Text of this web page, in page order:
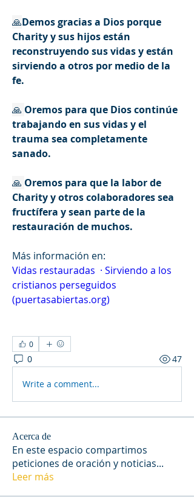
🙏Demos gracias a Dios porque
Charity y sus hijos están
reconstruyendo sus vidas y están
sirviendo a otros por medio de la
fe.
🙏 Oremos para que Dios continúe
trabajando en sus vidas y el
trauma sea completamente
sanado.
🙏 Oremos para que la labor de
Charity y otros colaboradores sea
fructífera y sean parte de la
restauración de muchos.
Más información en:
Vidas restauradas  · Sirviendo a los
cristianos perseguidos
(puertasabiertas.org)
0
0 47
Write a comment...
Acerca de
En este espacio compartimos
peticiones de oración y noticias...
Leer más